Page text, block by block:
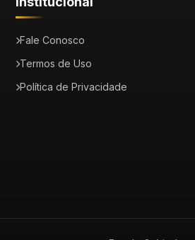
Fale Conosco
Termos de Uso
Política de Privacidade